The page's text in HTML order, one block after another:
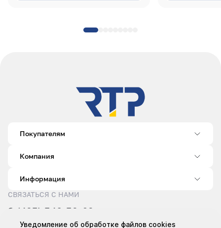
Покупателям
Компания
Информация
СВЯЗАТЬСЯ С НАМИ
8 (495) 540-52-62
sale@rtp.ru
Уведомление об обработке файлов cookies